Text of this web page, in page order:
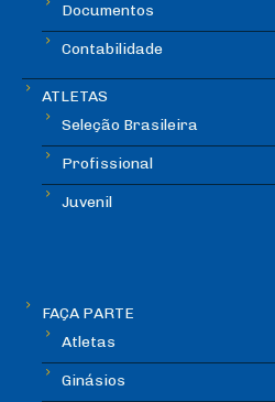
Documentos
Contabilidade
ATLETAS
Seleção Brasileira
Profissional
Juvenil
FAÇA PARTE
Atletas
Ginásios